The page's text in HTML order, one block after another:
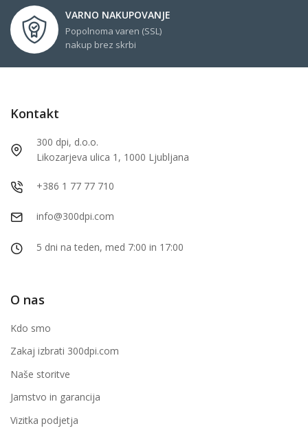
VARNO NAKUPOVANJE
Popolnoma varen (SSL)
nakup brez skrbi
Kontakt
300 dpi, d.o.o.
Likozarjeva ulica 1, 1000 Ljubljana
+386 1 77 77 710
info@300dpi.com
5 dni na teden, med 7:00 in 17:00
O nas
Kdo smo
Zakaj izbrati 300dpi.com
Naše storitve
Jamstvo in garancija
Vizitka podjetja